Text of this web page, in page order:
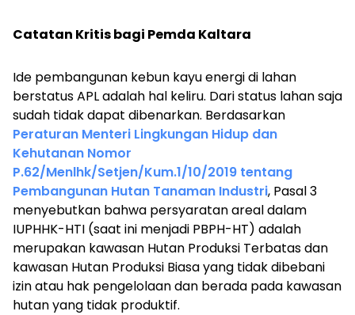
Catatan Kritis bagi Pemda Kaltara
Ide pembangunan kebun kayu energi di lahan
berstatus APL adalah hal keliru. Dari status lahan saja
sudah tidak dapat dibenarkan. Berdasarkan
Peraturan Menteri Lingkungan Hidup dan
Kehutanan Nomor
P.62/Menlhk/Setjen/Kum.1/10/2019 tentang
Pembangunan Hutan Tanaman Industri, Pasal 3
menyebutkan bahwa persyaratan areal dalam
IUPHHK-HTI (saat ini menjadi PBPH-HT) adalah
merupakan kawasan Hutan Produksi Terbatas dan
kawasan Hutan Produksi Biasa yang tidak dibebani
izin atau hak pengelolaan dan berada pada kawasan
hutan yang tidak produktif.